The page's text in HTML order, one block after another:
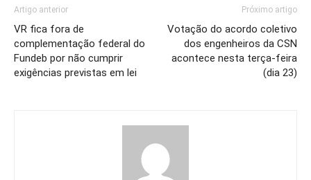
Artigo anterior
VR fica fora de
complementação federal do
Fundeb por não cumprir
exigências previstas em lei
Próximo artigo
Votação do acordo coletivo
dos engenheiros da CSN
acontece nesta terça-feira
(dia 23)